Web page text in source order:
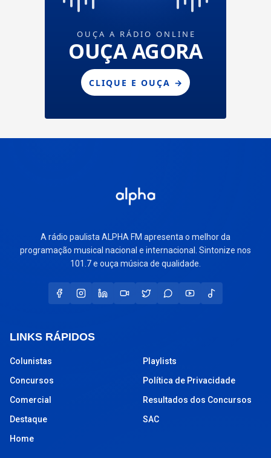
A rádio paulista ALPHA FM apresenta o melhor da
programação musical nacional e internacional. Sintonize nos
101.7 e ouça música de qualidade.
LINKS RÁPIDOS
Colunistas
Concursos
Comercial
Destaque
Home
Playlists
Política de Privacidade
Resultados dos Concursos
SAC